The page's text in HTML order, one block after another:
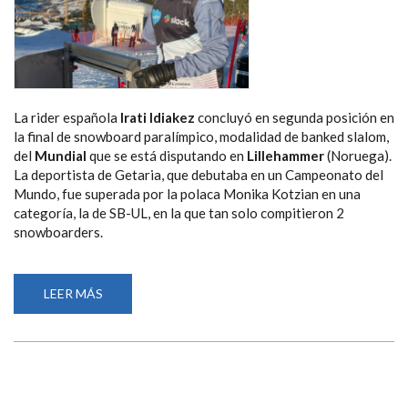
La rider española Irati Idiakez concluyó en segunda posición en
la final de snowboard paralímpico, modalidad de banked slalom,
del Mundial que se está disputando en Lillehammer(Noruega).
La deportista de Getaria, que debutaba en un Campeonato del
Mundo, fue superada por la polaca Monika Kotzian en una
categoría, la de SB-UL, en la que tan solo compitieron 2
snowboarders.
LEER MÁS
IDIAKEZ,
CLASIFICADA